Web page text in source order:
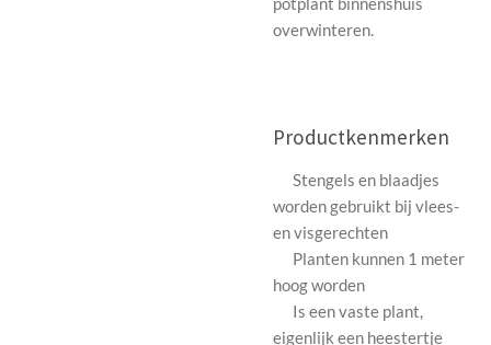
overwinteren.
Productkenmerken
Stengels en blaadjes
worden gebruikt bij vlees-
en visgerechten
Planten kunnen 1 meter
hoog worden
Is een vaste plant,
eigenlijk een heestertje